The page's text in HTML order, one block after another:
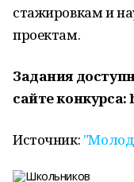
стажировкам и
проектам.
Задания
сайте конкурса:
Источник: